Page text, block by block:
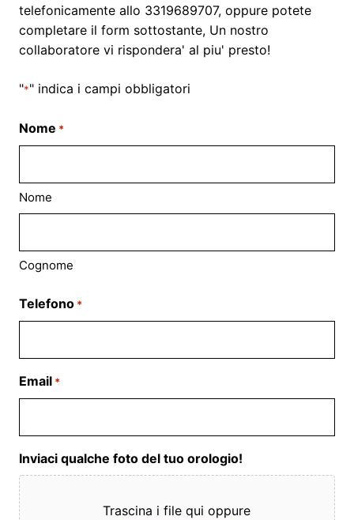
telefonicamente allo 3319689707, oppure potete
completare il form sottostante, Un nostro
collaboratore vi rispondera' al piu' presto!
"*" indica i campi obbligatori
Nome *
Nome
Cognome
Telefono *
Email *
Inviaci qualche foto del tuo orologio!
Trascina i file qui oppure